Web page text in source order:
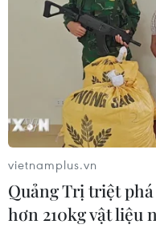
Buổi hòa nhạc kéo
mới hoàn thành 4%
06/08/2026 11:54
Thái Lan phát hiện
long ăn thịt hơn 130
vietnamplus.vn
Quảng Trị triệt
hơn 210kg vật liệu